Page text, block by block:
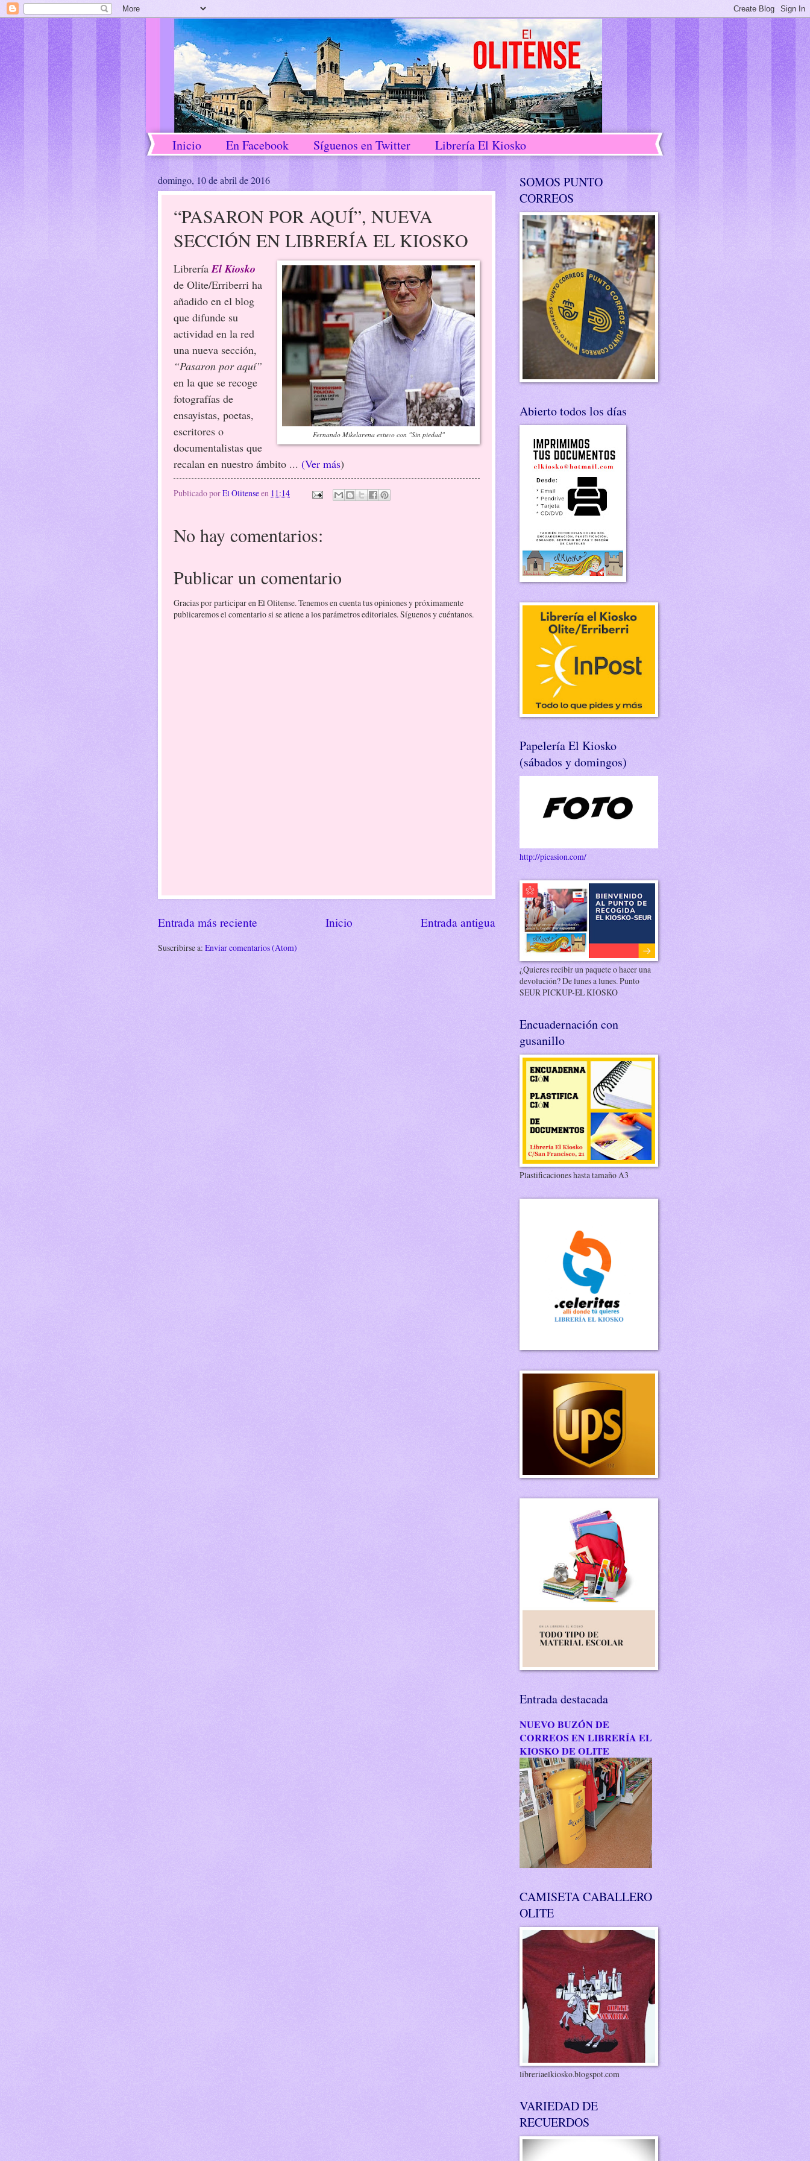
Inicio En Facebook Síguenos en Twitter Librería El Kiosko
domingo, 10 de abril de 2016
“PASARON POR AQUÍ”, NUEVA
SECCIÓN EN LIBRERÍA EL KIOSKO
Fernando Mikelarena estuvo con "Sin piedad"
Librería El Kiosko
de Olite/Erriberri ha
añadido en el blog
que difunde su
actividad en la red
una nueva sección,
“Pasaron por aquí”
en la que se recoge
fotografías de
ensayistas, poetas,
escritores o
documentalistas que
recalan en nuestro ámbito ... (Ver más)
Publicado porEl Olitenseen 11:14
No hay comentarios:
Publicar un comentario
Gracias por participar en El Olitense. Tenemos en cuenta tus opiniones y próximamente
publicaremos el comentario si se atiene a los parámetros editoriales. Síguenos y cuéntanos.
Entrada más reciente Entrada antigua
Inicio
Suscribirse a: Enviar comentarios (Atom)
SOMOS PUNTO
CORREOS
Abierto todos los días
Papelería El Kiosko
(sábados y domingos)
http://picasion.com/
¿Quieres recibir un paquete o hacer una
devolución? De lunes a lunes. Punto
SEUR PICKUP-EL KIOSKO
Encuadernación con
gusanillo
Plastificaciones hasta tamaño A3
Entrada destacada
NUEVO BUZÓN DE
CORREOS EN LIBRERÍA EL
KIOSKO DE OLITE
CAMISETA CABALLERO
OLITE
libreriaelkiosko.blogspot.com
VARIEDAD DE
RECUERDOS